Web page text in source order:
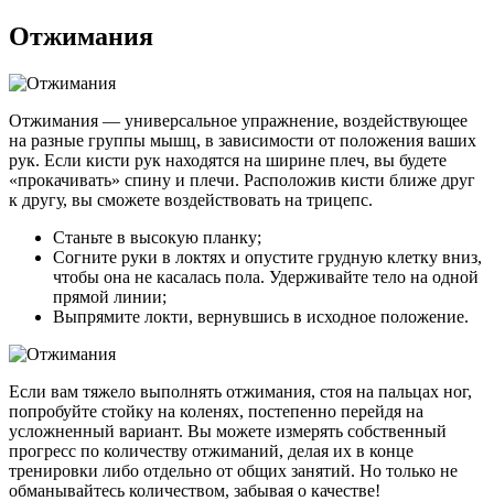
Отжимания
Отжимания — универсальное упражнение, воздействующее
на разные группы мышц, в зависимости от положения ваших
рук. Если кисти рук находятся на ширине плеч, вы будете
«прокачивать» спину и плечи. Расположив кисти ближе друг
к другу, вы сможете воздействовать на трицепс.
Станьте в высокую планку;
Согните руки в локтях и опустите грудную клетку вниз,
чтобы она не касалась пола. Удерживайте тело на одной
прямой линии;
Выпрямите локти, вернувшись в исходное положение.
Если вам тяжело выполнять отжимания, стоя на пальцах ног,
попробуйте стойку на коленях, постепенно перейдя на
усложненный вариант. Вы можете измерять собственный
прогресс по количеству отжиманий, делая их в конце
тренировки либо отдельно от общих занятий. Но только не
обманывайтесь количеством, забывая о качестве!